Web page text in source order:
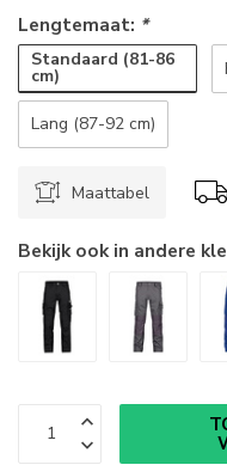
Lengtemaat: *
Standaard (81-86
cm)
Lang (87-92 cm)
Maattabel
Bekijk ook in andere